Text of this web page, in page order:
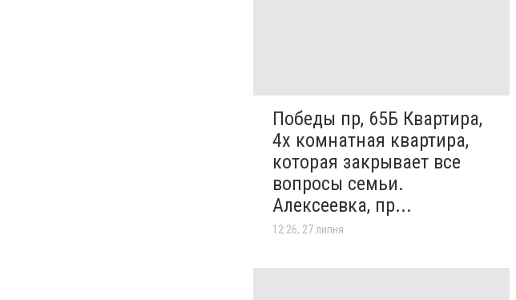
Победы пр, 65Б Квартира,
4х комнатная квартира,
которая закрывает все
вопросы семьи.
Алексеевка, пр...
12:26, 27 липня